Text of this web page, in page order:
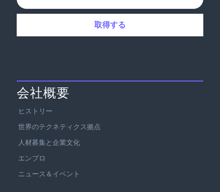
会社概要
ヒストリー
世界のテクネティクス拠点
人材募集と企業文化
エンプロ
ニュース＆イベント